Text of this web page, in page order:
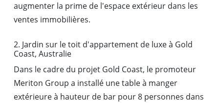
augmenter la prime de l'espace extérieur dans les
ventes immobilières.
2. Jardin sur le toit d'appartement de luxe à Gold
Coast, Australie
Dans le cadre du projet Gold Coast, le promoteur
Meriton Group a installé une table à manger
extérieure à hauteur de bar pour 8 personnes dans